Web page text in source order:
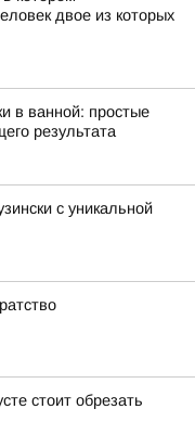
двое из которых
в ванной: простые
результата
с уникальной
стоит обрезать